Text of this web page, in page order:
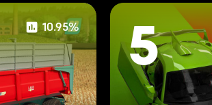
10.95% 5